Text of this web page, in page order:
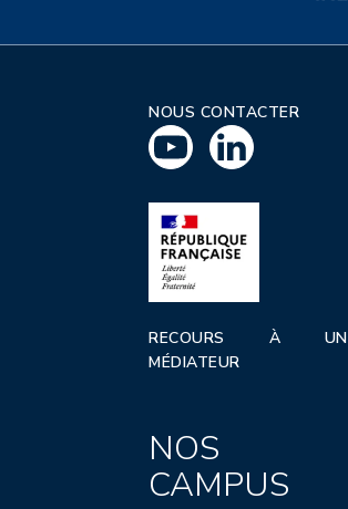
NOUS CONTACTER
RECOURS À UN
MÉDIATEUR
NOS
CAMPUS